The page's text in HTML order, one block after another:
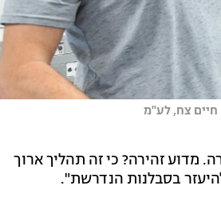
חיים צח, לע''מ
מדוע זהירה? כי זה תהליך ארוך
בסבלנות הנדרשת".